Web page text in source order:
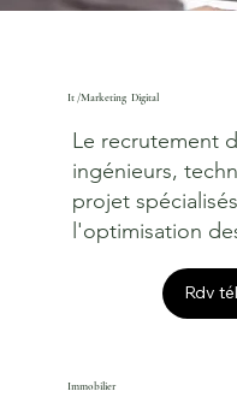
It /Marketing Digital
Le recrutement
ingénieurs,
projet
l'optimisation
Rdv
Immobilier